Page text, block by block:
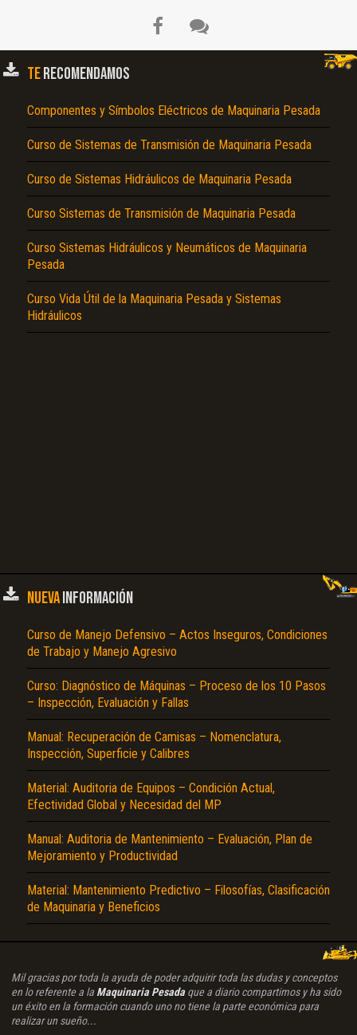
TERECOMENDAMOS
Componentes y Símbolos Eléctricos de Maquinaria Pesada
Curso de Sistemas de Transmisión de Maquinaria Pesada
Curso de Sistemas Hidráulicos de Maquinaria Pesada
Curso Sistemas de Transmisión de Maquinaria Pesada
Curso Sistemas Hidráulicos y Neumáticos de Maquinaria
Pesada
Curso Vida Útil de la Maquinaria Pesada y Sistemas
Hidráulicos
NUEVAINFORMACIÓN
Curso de Manejo Defensivo – Actos Inseguros, Condiciones
de Trabajo y Manejo Agresivo
Curso: Diagnóstico de Máquinas – Proceso de los 10 Pasos
– Inspección, Evaluación y Fallas
Manual: Recuperación de Camisas – Nomenclatura,
Inspección, Superficie y Calibres
Material: Auditoria de Equipos – Condición Actual,
Efectividad Global y Necesidad del MP
Manual: Auditoria de Mantenimiento – Evaluación, Plan de
Mejoramiento y Productividad
Material: Mantenimiento Predictivo – Filosofías, Clasificación
de Maquinaria y Beneficios
Mil gracias por toda la ayuda de poder adquirir toda las dudas y conceptos
en lo referente a la Maquinaria Pesadaque a diario compartimos y ha sido
un éxito en la formación cuando uno no tiene la parte económica para
realizar un sueño...
El Título es incorrecto según el contenido.
Texto o Imagen de portada son erróneos.
No carga o no se visualiza el contenido.
Reportar otro tipo de error...